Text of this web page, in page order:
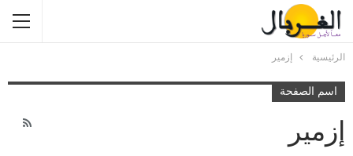
الرئيسية إزمير
اسم الصفحة
إزمير